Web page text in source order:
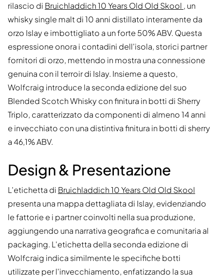
rilascio di Bruichladdich 10 Years Old Old Skool , un
whisky single malt di 10 anni distillato interamente da
orzo Islay e imbottigliato a un forte 50% ABV. Questa
espressione onora i contadini dell'isola, storici partner
fornitori di orzo, mettendo in mostra una connessione
genuina con il terroir di Islay. Insieme a questo,
Wolfcraig introduce la seconda edizione del suo
Blended Scotch Whisky con finitura in botti di Sherry
Triplo, caratterizzato da componenti di almeno 14 anni
e invecchiato con una distintiva finitura in botti di sherry
a 46,1% ABV.
Design & Presentazione
L'etichetta di Bruichladdich 10 Years Old Old Skool
presenta una mappa dettagliata di Islay, evidenziando
le fattorie e i partner coinvolti nella sua produzione,
aggiungendo una narrativa geografica e comunitaria al
packaging. L'etichetta della seconda edizione di
Wolfcraig indica similmente le specifiche botti
utilizzate per l'invecchiamento, enfatizzando la sua